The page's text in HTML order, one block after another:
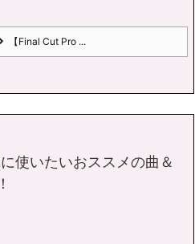
【Final Cut Pro ...
使いたいおススメの曲＆